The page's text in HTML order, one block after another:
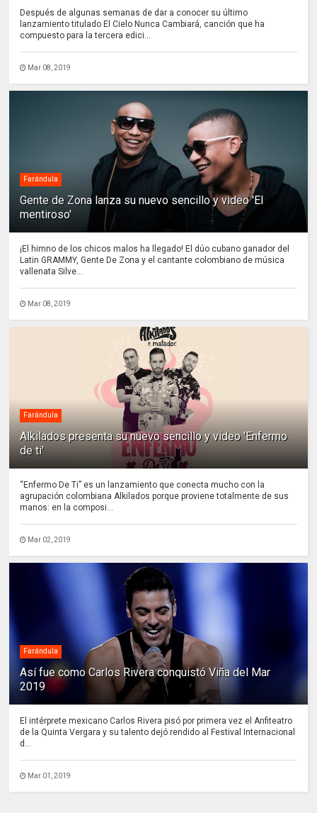
Después de algunas semanas de dar a conocer su último
lanzamiento titulado El Cielo Nunca Cambiará, canción que ha
compuesto para la tercera edici...
Mar 08, 2019
Farándula
Gente de Zona lanza su nuevo sencillo y video 'El
mentiroso'
¡El himno de los chicos malos ha llegado! El dúo cubano ganador del
Latin GRAMMY, Gente De Zona y el cantante colombiano de música
vallenata Silve...
Mar 08, 2019
Farándula
Alkilados presenta su nuevo sencillo y video 'Enfermo
de ti'
“Enfermo De Ti” es un lanzamiento que conecta mucho con la
agrupación colombiana Alkilados porque proviene totalmente de sus
manos: en la composi...
Mar 02, 2019
Farándula
Así fue como Carlos Rivera conquistó Viña del Mar
2019
El intérprete mexicano Carlos Rivera pisó por primera vez el Anfiteatro
de la Quinta Vergara y su talento dejó rendido al Festival Internacional
d...
Mar 01, 2019